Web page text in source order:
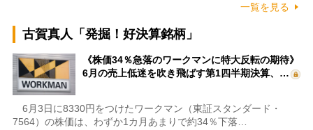
一覧を見る
古賀真人「発掘！好決算銘柄」
《株価34％急落のワークマンに特大反転の期待》
6月の売上低迷を吹き飛ばす第1四半期決算、…
6月3日に8330円をつけたワークマン（東証スタンダード・
7564）の株価は、わずか1カ月あまりで約34％下落…